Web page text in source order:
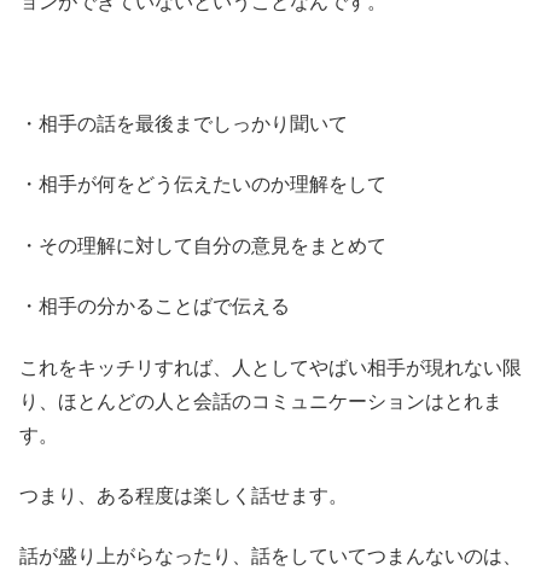
・相手の話を最後までしっかり聞いて
・相手が何をどう伝えたいのか理解をして
・その理解に対して自分の意見をまとめて
・相手の分かることばで伝える
これをキッチリすれば、人としてやばい相手が現れない限
り、ほとんどの人と会話のコミュニケーションはとれま
す。
つまり、ある程度は楽しく話せます。
話が盛り上がらなったり、話をしていてつまんないのは、